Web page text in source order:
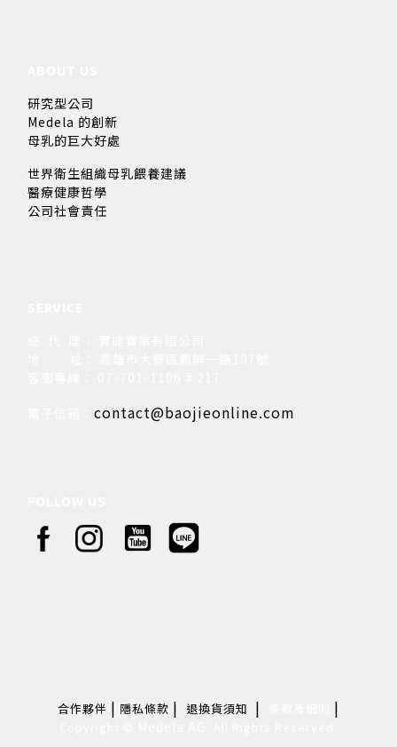
研究型公司
Medela 的創新
母乳的巨大好處
世界衛生組織母乳餵養建議
醫療健康哲學
公司社會責任
contact@baojieonline.com
合作夥伴 | 隱私條款 | 退換貨須知 | |